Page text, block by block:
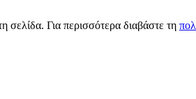
σελίδα. Για περισσότερα διαβάστε τη